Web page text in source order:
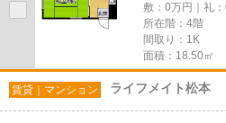
敷：0万円｜礼
所在階：4階
間取り：1K
面積：18.50㎡
賃貸｜マンション ライフメイト松本